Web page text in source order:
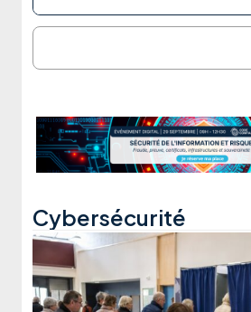
Cybersécurité